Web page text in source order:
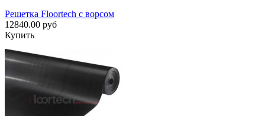
Решетка Floortech с ворсом
12840.00 руб
Купить